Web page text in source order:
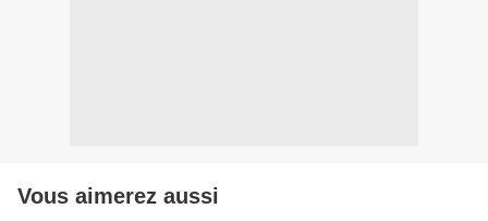
Vous aimerez aussi